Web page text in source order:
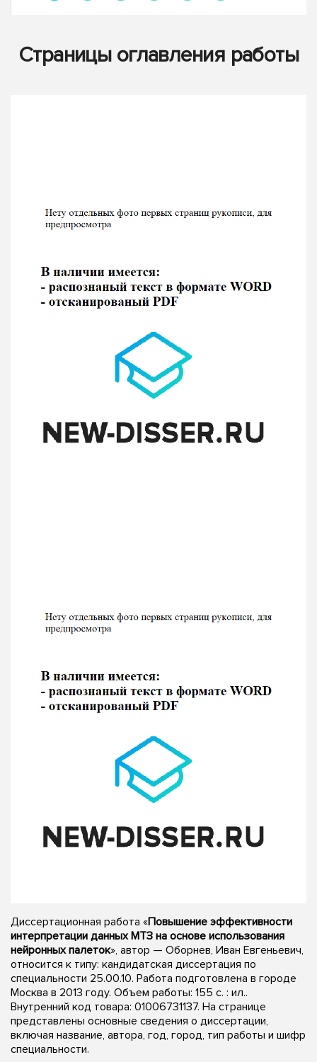
Страницы оглавления работы
Диссертационная работа «Повышение эффективности
интерпретации данных МТЗ на основе использования
нейронных палеток», автор — Оборнев, Иван Евгеньевич,
относится к типу: кандидатская диссертация по
специальности 25.00.10. Работа подготовлена в городе
Москва в 2013 году. Объем работы: 155 с. : ил..
Внутренний код товара: 01006731137. На странице
представлены основные сведения о диссертации,
включая название, автора, год, город, тип работы и шифр
специальности.